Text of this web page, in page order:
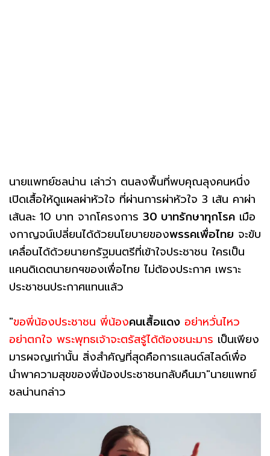
นายแพทย์ชลน่าน เล่าว่า ตนลงพื้นที่พบคุณลุงคนหนึ่ง
เปิดเสื้อให้ดูแผลผ่าหัวใจ ที่ผ่านการผ่าหัวใจ 3 เส้น คาผ่า
เส้นละ 10 บาท จากโครงการ 30 บาทรักษาทุกโรค เมือ
งกาญจน์เปลี่ยนได้ด้วยนโยบายของพรรคเพื่อไทย จะขับ
เคลื่อนได้ด้วยนายกรัฐมนตรีที่เข้าใจประชาชน ใครเป็น
แคนดิเดตนายกฯของเพื่อไทย ไม่ต้องประกาศ เพราะ
ประชาชนประกาศแทนแล้ว
"ขอพี่น้องประชาชน พี่น้องคนเสื้อแดง อย่าหวั่นไหว
อย่าตกใจ พระพุทธเจ้าจะตรัสรู้ได้ต้องชนะมาร เป็นเพียง
มารผจญเท่านั้น สิ่งสำคัญที่สุดคือการแลนด์สไลด์เพื่อ
นำพาความสุขของพี่น้องประชาชนกลับคืนมา"นายแพทย์
ชลน่านกล่าว